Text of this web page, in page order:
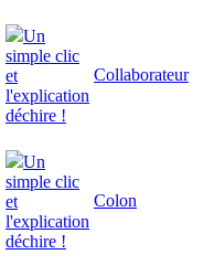
Un
simple clic
et
l'explication
déchire !
Collaborateur
Un
simple clic
et
l'explication
déchire !
Colon